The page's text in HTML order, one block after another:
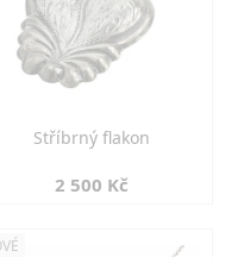
Stříbrný flakon
2 500 Kč